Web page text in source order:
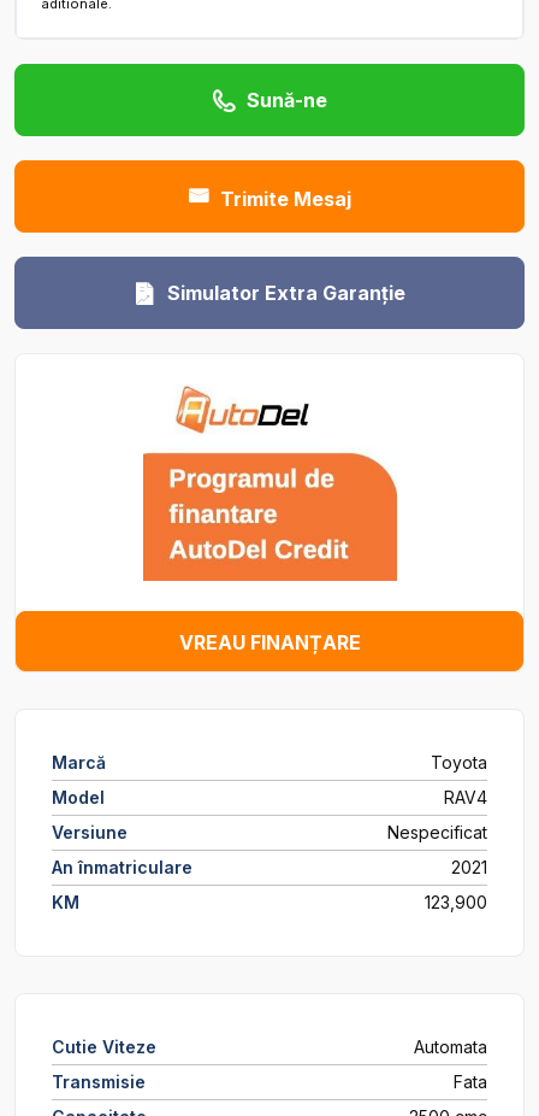
aditionale.
Sună-ne
Trimite Mesaj
Simulator Extra Garanție
VREAU FINANȚARE
Marcă
Toyota
Model
RAV4
Versiune
Nespecificat
An înmatriculare
2021
KM
123,900
Cutie Viteze
Automata
Transmisie
Fata